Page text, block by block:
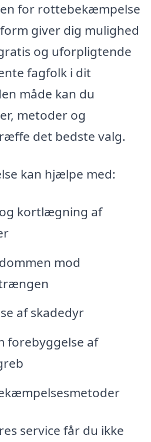
for rottebekæmpelse
giver dig mulighed
og uforpligtende
fagfolk i dit
måde kan du
metoder og
det bedste valg.
kan hjælpe med:
kortlægning af
mod
af skadedyr
forebyggelse af
service får du ikke